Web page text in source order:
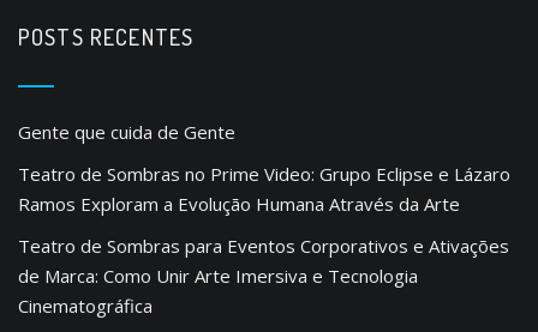
POSTS RECENTES
Gente que cuida de Gente
Teatro de Sombras no Prime Video: Grupo Eclipse e Lázaro
Ramos Exploram a Evolução Humana Através da Arte
Teatro de Sombras para Eventos Corporativos e Ativações
de Marca: Como Unir Arte Imersiva e Tecnologia
Cinematográfica